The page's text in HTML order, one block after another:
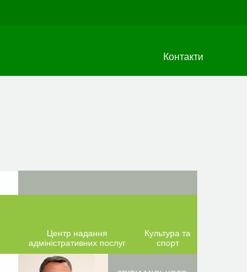
Контакти
Центр надання
адміністративних послуг
Культура та
спорт